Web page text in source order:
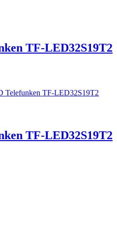
TF-LED32S19T2
TF-LED32S19T2